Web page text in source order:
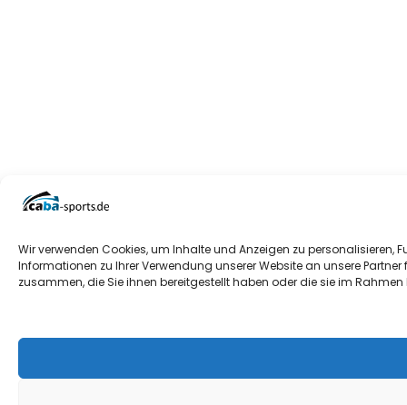
Wir verwenden Cookies, um Inhalte und Anzeigen zu
Informationen zu Ihrer Verwendung unserer Website an unsere
zusammen, die Sie ihnen bereitgestellt haben oder die sie im